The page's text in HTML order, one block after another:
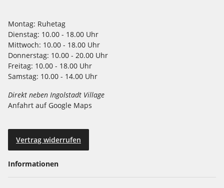
Montag: Ruhetag
Dienstag: 10.00 - 18.00 Uhr
Mittwoch: 10.00 - 18.00 Uhr
Donnerstag: 10.00 - 20.00 Uhr
Freitag: 10.00 - 18.00 Uhr
Samstag: 10.00 - 14.00 Uhr
Direkt neben Ingolstadt Village
Anfahrt auf Google Maps
Vertrag widerrufen
Informationen